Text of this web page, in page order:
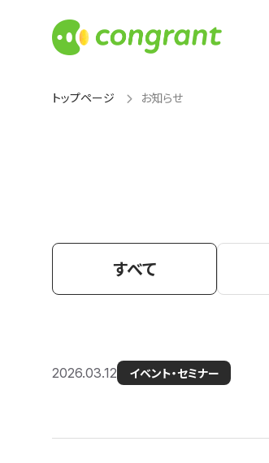
トップページ お知らせ
すべて
2026.03.12 イベント・セミナー